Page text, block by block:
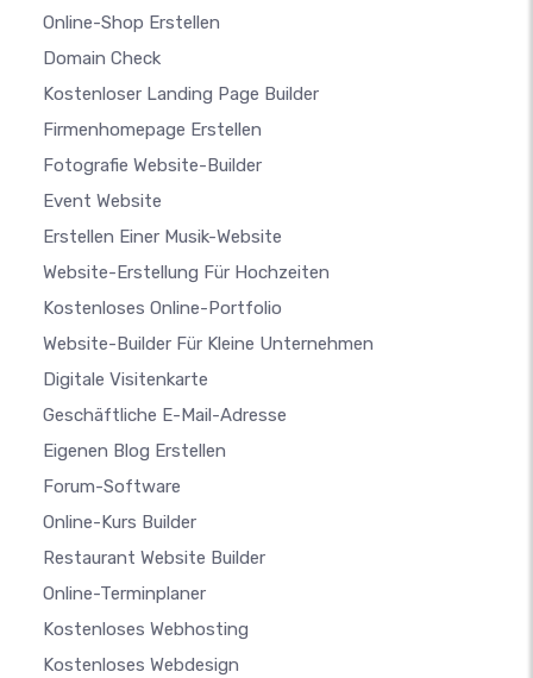
Online-Shop Erstellen
Domain Check
Kostenloser Landing Page Builder
Firmenhomepage Erstellen
Fotografie Website-Builder
Event Website
Erstellen Einer Musik-Website
Website-Erstellung Für Hochzeiten
Kostenloses Online-Portfolio
Website-Builder Für Kleine Unternehmen
Digitale Visitenkarte
Geschäftliche E-Mail-Adresse
Eigenen Blog Erstellen
Forum-Software
Online-Kurs Builder
Restaurant Website Builder
Online-Terminplaner
Kostenloses Webhosting
Kostenloses Webdesign